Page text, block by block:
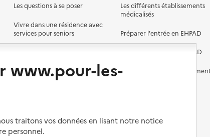
Les questions à se poser
Vivre dans une résidence avec
services pour seniors
Vivre en accueil familial
Les différents établissements
médicalisés
Préparer l'entrée en EHPAD
Aides financières en EHPAD
Prévention,
Droits en EHPAD
www.pour-les-
traitons vos données en lisant notre notice
personnel.